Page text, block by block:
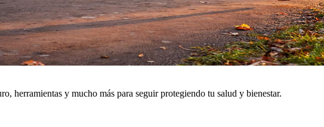
herramientas y mucho más para seguir protegiendo tu salud y bienestar.